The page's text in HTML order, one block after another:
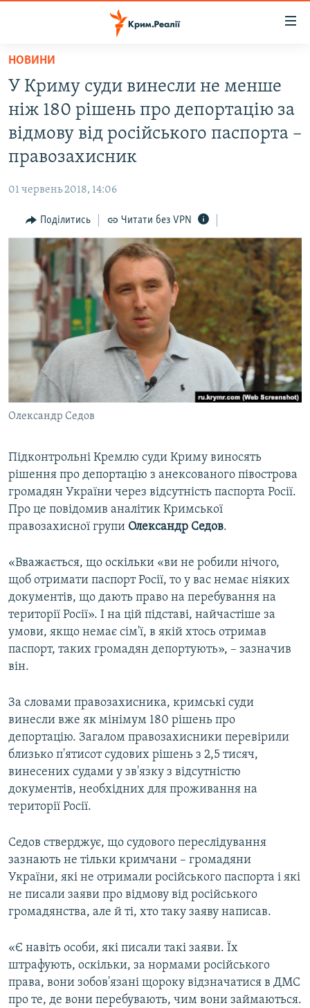
Перейти
основного
матеріалу
Перейти
до
основної
Перейти
пошуку
ВОДА.КРИМ
ВІДЕО ТА ФОТО
ПОГЛЯД
ІНТЕРВ'Ю
ВСЕ ЗА ДЕНЬ
СПЕЦПРОЕКТИ
ДЕПОРТАЦІЯ
ВІДЕОУРОКИ «ELIFBE»
СВІДЧЕННЯ ОКУПАЦІЇ
УКРАЇНСЬКА ПРОБЛЕМА КРИМУ
ІНФОГРАФІКА
ЯК ОБІЙТИ БЛОКУВАННЯ
Русский
Qırımtatar
ДОЛУЧАЙСЯ!
Усі сайти RFE/RL
НОВИНИ
У Криму суди винесли не менше
ніж 180 рішень про депортацію за
відмову від російського паспорта –
правозахисник
01 червень 2018, 14:06
Поділитись Читати без VPN
Олександр Седов
Підконтрольні Кремлю суди Криму виносять
рішення про депортацію з анексованого півострова
громадян України через відсутність паспорта Росії.
Про це повідомив аналітик Кримської
правозахисної групи Олександр Седов.
«Вважається, що оскільки «ви не робили нічого,
щоб отримати паспорт Росії, то у вас немає ніяких
документів, що дають право на перебування на
території Росії». І на цій підставі, найчастіше за
умови, якщо немає сім'ї, в якій хтось отримав
паспорт, таких громадян депортують», – зазначив
він.
За словами правозахисника, кримські суди
винесли вже як мінімум 180 рішень про
депортацію. Загалом правозахисники перевірили
близько п'ятисот судових рішень з 2,5 тисяч,
винесених судами у зв'язку з відсутністю
документів, необхідних для проживання на
території Росії.
Седов стверджує, що судового переслідування
зазнають не тільки кримчани – громадяни
України, які не отримали російського паспорта і які
не писали заяви про відмову від російського
громадянства, але й ті, хто таку заяву написав.
«Є навіть особи, які писали такі заяви. Їх
штрафують, оскільки, за нормами російського
права, вони зобов'язані щороку відзначатися в ДМС
про те, де вони перебувають, чим вони займаються.